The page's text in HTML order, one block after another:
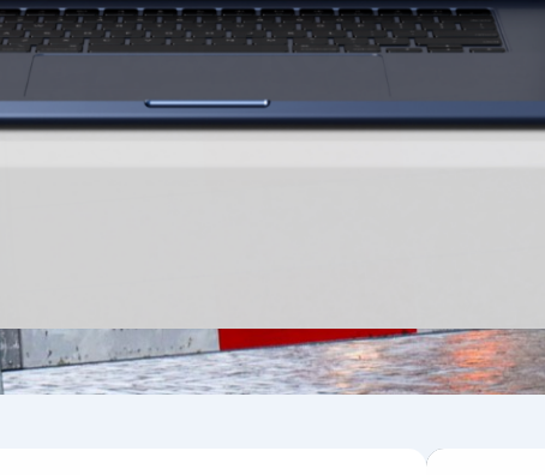
HC Koot
22 december 2025